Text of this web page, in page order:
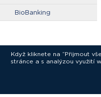
BioBanking
Když kliknete na “Přijmout
stránce a s analýzou využití